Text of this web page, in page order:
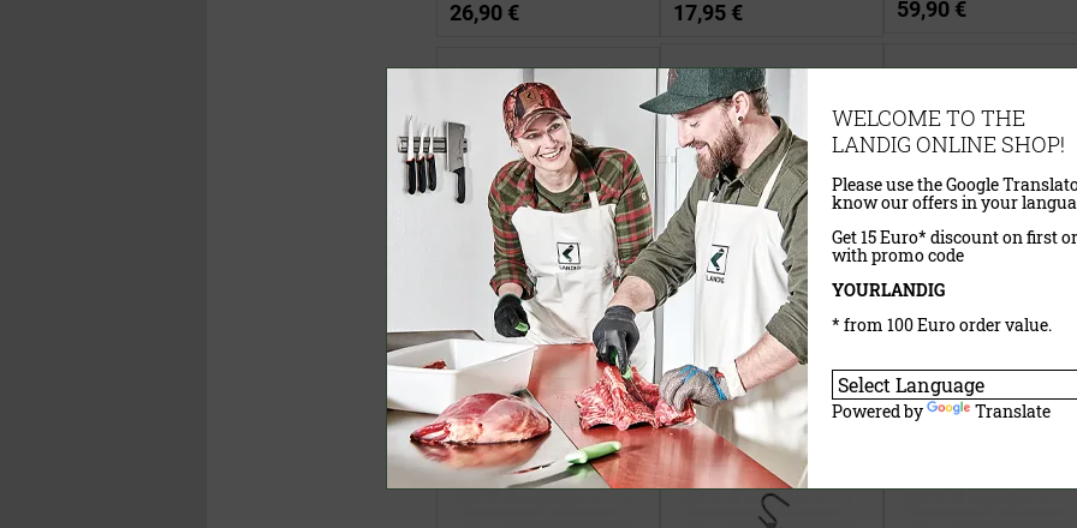
26,90 € 17,95 € 59,90 €
Nachfüllpapierrolle
17,90 €
Reinigungsbürste
20,50 € (UVP)
14,95 €
Zerwirkraum Schlauch
175,00 € (UVP)
ab139,50 €
WELCOME TO THE
LANDIG ONLINE SHOP!
Please use the Google
know our offers in your
Get 15 Euro* discount on first
with promo code
YOURLANDIG
* from 100 Euro order value.
Powered by Translate